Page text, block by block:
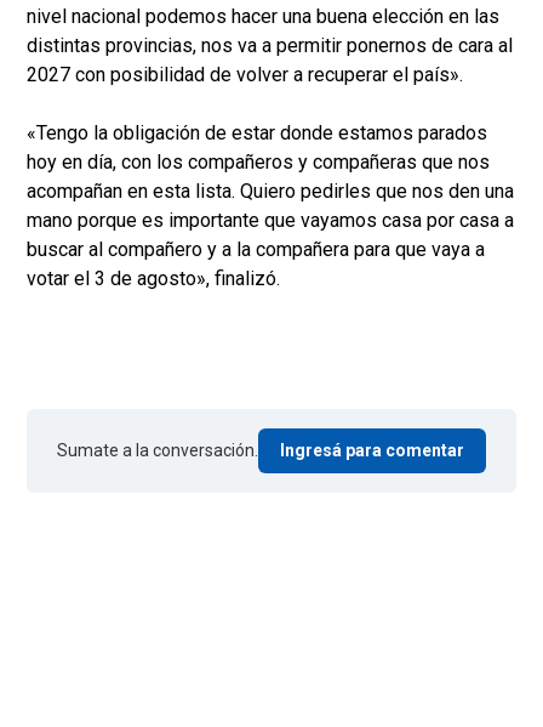
nivel nacional podemos hacer una buena elección en las
distintas provincias, nos va a permitir ponernos de cara al
2027 con posibilidad de volver a recuperar el país».
«Tengo la obligación de estar donde estamos parados
hoy en día, con los compañeros y compañeras que nos
acompañan en esta lista. Quiero pedirles que nos den una
mano porque es importante que vayamos casa por casa a
buscar al compañero y a la compañera para que vaya a
votar el 3 de agosto», finalizó.
Sumate a la conversación. Ingresá para comentar